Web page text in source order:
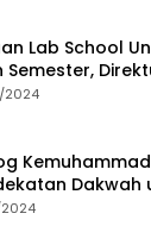
Lab School
Semester,
Pembelajaran
2024
Dakwah
2024